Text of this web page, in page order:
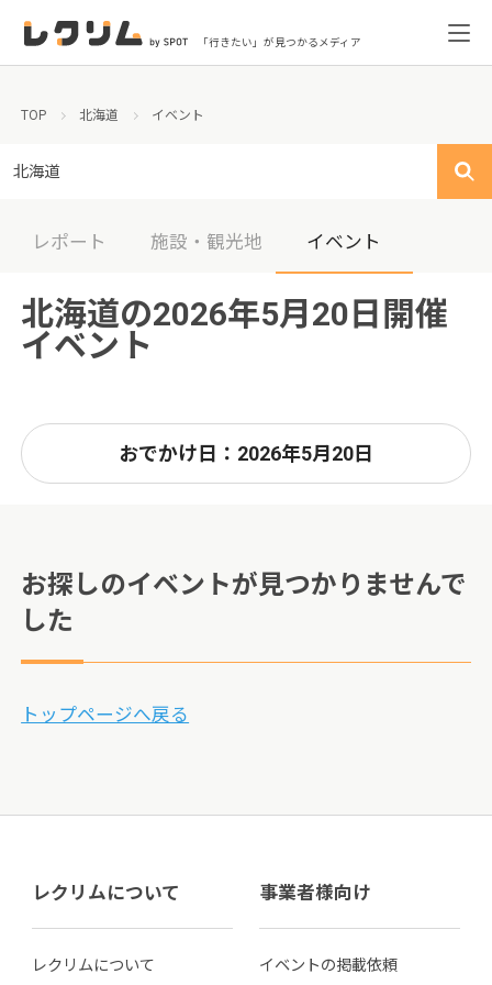
「行きたい」が見つかるメディア
TOP 北海道 イベント
北海道
レポート 施設・観光地 イベント
北海道の2026年5月20日開催
イベント
おでかけ日：2026年5月20日
お探しのイベントが見つかりませんで
した
トップページへ戻る
レクリムについて
レクリムについて
事業者様向け
イベントの掲載依頼